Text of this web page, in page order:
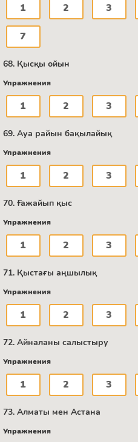
1 2 3
7
68. Қысқы ойын
Упражнения
1 2 3
69. Ауа райын бақылайық
Упражнения
1 2 3
70. Ғажайып қыс
Упражнения
1 2 3
71. Қыстағы аңшылық
Упражнения
1 2 3
72. Айналаны салыстыру
Упражнения
1 2 3
73. Алматы мен Астана
Упражнения